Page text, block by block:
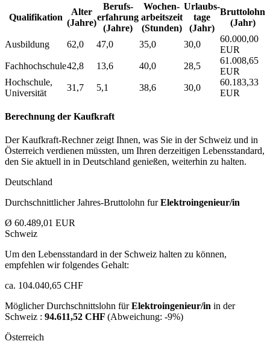
Qualifikation
Alter
(Jahre)
Berufs­
erfahrung
(Jahre)
Wochen­
arbeitszeit
(Stunden)
Urlaubs­
tage
(Jahr)
Bruttolohn
(Jahr)
Ausbildung 62,0 47,0 35,0 30,0
60.000,00
EUR
Fachhochschule42,8 13,6 40,0 28,5
61.008,65
EUR
Hochschule,
Universität
31,7 5,1 38,6 30,0
60.183,33
EUR
Berechnung der Kaufkraft
Der Kaufkraft-Rechner zeigt Ihnen, was Sie in der Schweiz und in
Österreich verdienen müssten, um Ihren derzeitigen Lebensstandard,
den Sie aktuell in in Deutschland genießen, weiterhin zu halten.
Deutschland
Durchschnittlicher Jahres-Bruttolohn furElektroingenieur/in
Ø 60.489,01 EUR
Schweiz
Um den Lebensstandard in der Schweiz halten zu können,
empfehlen wir folgendes Gehalt:
ca. 104.040,65 CHF
Möglicher Durchschnittslohn fürElektroingenieur/in in der
Schweiz : 94.611,52 CHF (Abweichung: -9%)
Österreich